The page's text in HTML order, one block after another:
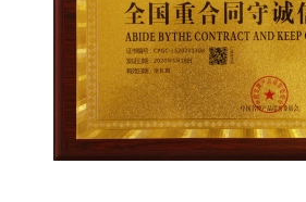
唇色